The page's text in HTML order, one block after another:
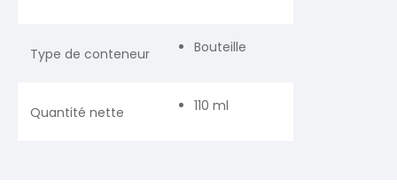
Type de conteneur Bouteille
Quantité nette 110 ml